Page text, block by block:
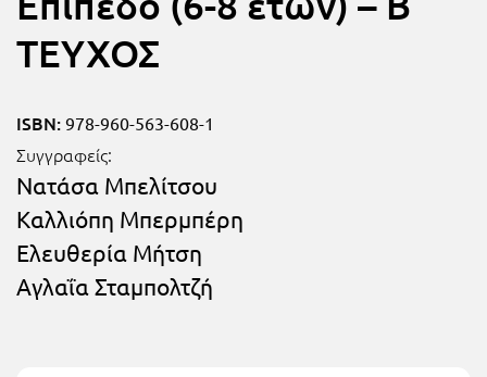
Θεματικά
Βιβλία
Εκπαιδευτικών
Δραστηριοτήτων
Εκπαίδευση
STE(A)M
Εκπαίδευση
Τάξη
Β΄
Τάξη
Λύκειο
Α΄
ΤΕΥΧΟΣ
ISBN: 978-960-563-608-1
Συγγραφείς:
Νατάσα Μπελίτσου
Καλλιόπη Μπερμπέρη
Ελευθερία Μήτση
Αγλαΐα Σταμπολτζή